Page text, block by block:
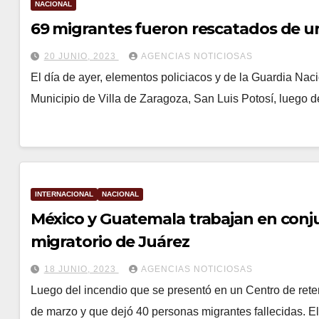
NACIONAL
69 migrantes fueron rescatados de
20 JUNIO, 2023 AGENCIAS NOTICIOSAS
El día de ayer, elementos policiacos y de la Guardia
Municipio de Villa de Zaragoza, San Luis Potosí, luego
INTERNACIONAL NACIONAL
México y Guatemala trabajan en
migratorio de Juárez
18 JUNIO, 2023 AGENCIAS NOTICIOSAS
Luego del incendio que se presentó en un Centro de
de marzo y que dejó 40 personas migrantes fallecidas.